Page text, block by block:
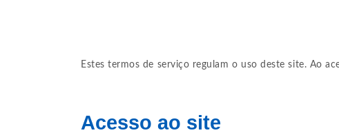
Estes termos de serviço regulam o uso deste site. Ao
Acesso ao site